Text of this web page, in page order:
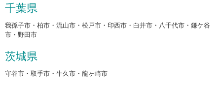
千葉県
我孫子市・柏市・流山市・松戸市・印西市・白井市・八千代市・鎌ケ谷
市・野田市
茨城県
守谷市・取手市・牛久市・龍ヶ崎市